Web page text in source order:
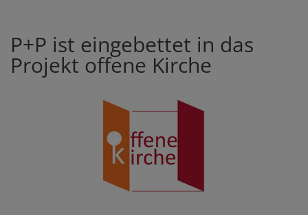
P+P ist eingebettet in das
Projekt offene Kirche